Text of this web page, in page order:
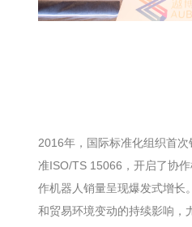
2016年，国际标准化组织首
准ISO/TS 15066，开启了协
作机器人销量呈现爆发式增长
和贸易环境变动的持续影响，